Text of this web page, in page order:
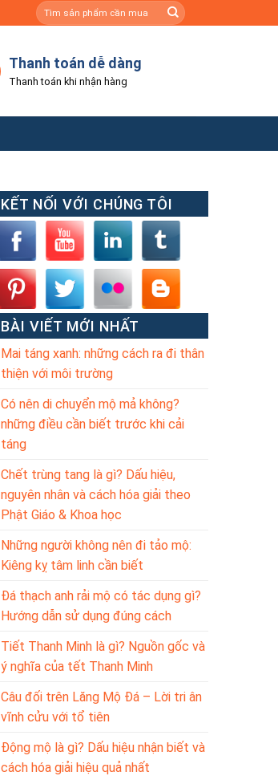
Tìm
kiếm:
Thanh toán dễ dàng
Thanh toán khi nhận hàng
KẾT NỐI VỚI CHÚNG TÔI
BÀI VIẾT MỚI NHẤT
Mai táng xanh: những cách ra đi thân
thiện với môi trường
Có nên di chuyển mộ mả không?
những điều cần biết trước khi cải
táng
Chết trùng tang là gì? Dấu hiệu,
nguyên nhân và cách hóa giải theo
Phật Giáo & Khoa học
Những người không nên đi tảo mộ:
Kiêng kỵ tâm linh cần biết
Đá thạch anh rải mộ có tác dụng gì?
Hướng dẫn sử dụng đúng cách
Tiết Thanh Minh là gì? Nguồn gốc và
ý nghĩa của tết Thanh Minh
Câu đối trên Lăng Mộ Đá – Lời tri ân
vĩnh cửu với tổ tiên
Động mộ là gì? Dấu hiệu nhận biết và
cách hóa giải hiệu quả nhất